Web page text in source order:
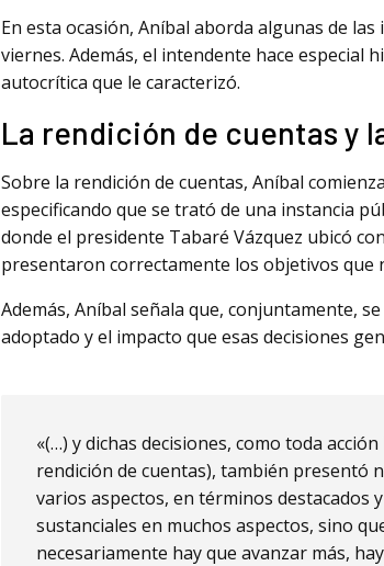
En esta ocasión, Aníbal aborda algunas de
viernes. Además, el intendente hace especial
autocrítica que le caracterizó.
La rendición de cuentas y
Sobre la rendición de cuentas, Aníbal
especificando que se trató de una instancia
donde el presidente Tabaré Vázquez ubicó
presentaron correctamente los objetivos que
Además, Aníbal señala que, conjuntamente,
adoptado y el impacto que esas decisiones
«(…) y dichas decisiones, como toda
rendición de cuentas), también presentó
varios aspectos, en términos destacados
sustanciales en muchos aspectos, sino
necesariamente hay que avanzar más,